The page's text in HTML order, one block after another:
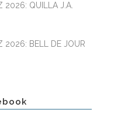
2026: QUILLA J.A.
2026: BELL DE JOUR